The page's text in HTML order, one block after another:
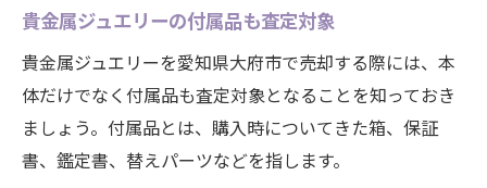
貴金属ジュエリーの付属品も査定対象
貴金属ジュエリーを愛知県大府市で売却する際には、本
体だけでなく付属品も査定対象となることを知っておき
ましょう。付属品とは、購入時についてきた箱、保証
書、鑑定書、替えパーツなどを指します。